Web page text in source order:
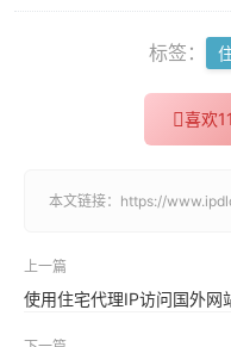
标签：
喜欢11
本文链接： https://
上一篇
使用住宅代理IP访问国外网